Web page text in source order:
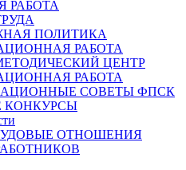
РАБОТА
ПОЛИТИКА
РАБОТА
ЦЕНТР
РАБОТА
СОВЕТЫ ФПСК
КОНКУРСЫ
ОТНОШЕНИЯ